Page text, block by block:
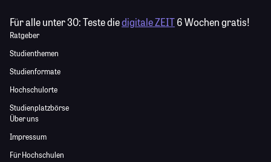
Für alle unter 30:Teste diedigitale ZEIT6 Wochen gratis!
Ratgeber
Studienthemen
Studienformate
Hochschulorte
Studienplatzbörse
Über uns
Impressum
Für Hochschulen